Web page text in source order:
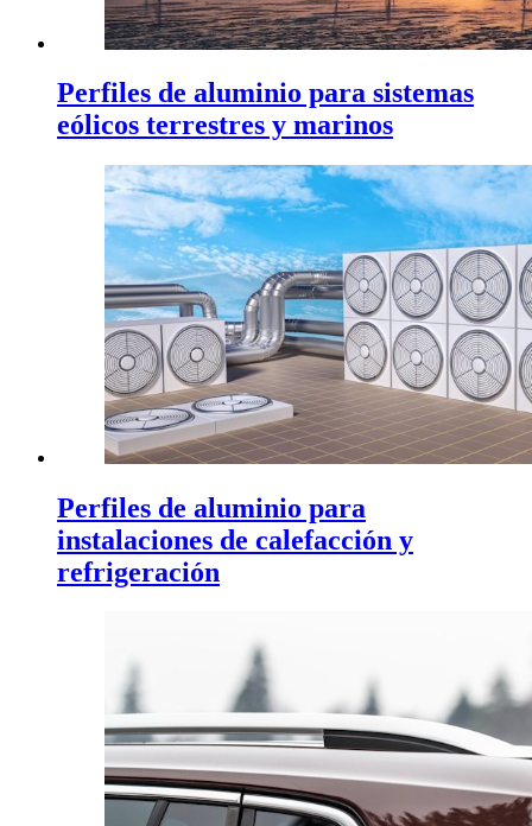
Perfiles de aluminio para sistemas
eólicos terrestres y marinos
Perfiles de aluminio para
instalaciones de calefacción y
refrigeración